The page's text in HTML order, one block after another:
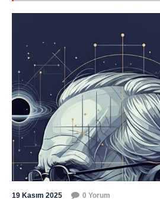
19 Kasım 2025 0 Yorum